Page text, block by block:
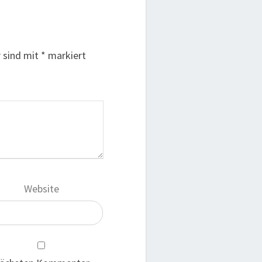
sind mit * markiert
Website